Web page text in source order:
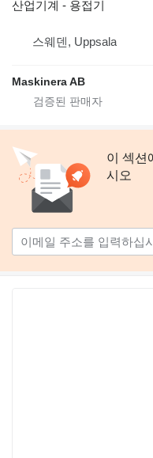
산업기계 - 용접기
스웨덴, Uppsala
Maskinera AB
이 섹션
시오